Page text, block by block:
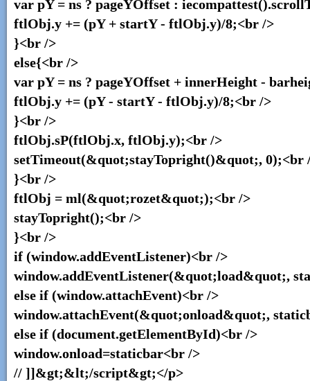
var pY = ns ? pageYOffset :
ftlObj.y += (pY + startY - ftlObj.y)/8;<br />
}<br />
else{<br />
var pY = ns ? pageYOffset + innerHeight -
ftlObj.y += (pY - startY - ftlObj.y)/8;<br />
}<br />
ftlObj.sP(ftlObj.x, ftlObj.y);<br />
setTimeout(&quot;stayTopright()&quot;, 0);<br
}<br />
ftlObj = ml(&quot;rozet&quot;);<br />
stayTopright();<br />
}<br />
if (window.addEventListener)<br />
window.addEventListener(&quot;load&quot;,
else if (window.attachEvent)<br />
window.attachEvent(&quot;onload&quot;,
else if (document.getElementById)<br />
window.onload=staticbar<br />
// ]]&gt;&lt;/script&gt;</p>